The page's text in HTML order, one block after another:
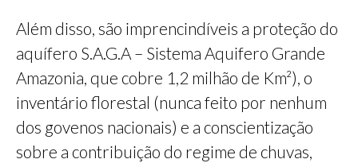
Além disso, são imprencindíveis a proteção do
aquífero S.A.G.A – Sistema Aquifero Grande
Amazonia, que cobre 1,2 milhão de Km²), o
inventário florestal (nunca feito por nenhum
dos govenos nacionais) e a conscientização
sobre a contribuição do regime de chuvas,